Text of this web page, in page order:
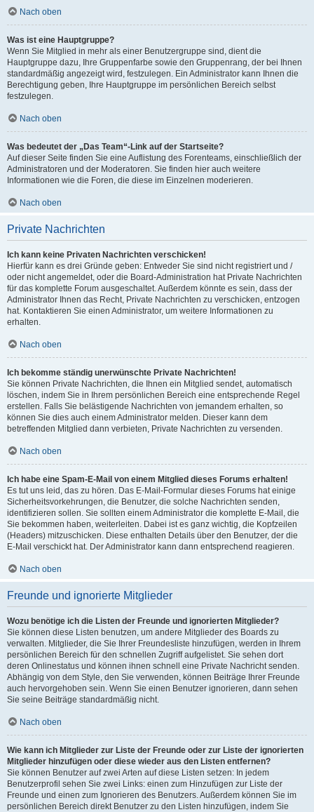
Nach oben
Was ist eine Hauptgruppe?
Wenn Sie Mitglied in mehr als einer Benutzergruppe sind, dient die
Hauptgruppe dazu, Ihre Gruppenfarbe sowie den Gruppenrang, der bei Ihnen
standardmäßig angezeigt wird, festzulegen. Ein Administrator kann Ihnen die
Berechtigung geben, Ihre Hauptgruppe im persönlichen Bereich selbst
festzulegen.
Nach oben
Was bedeutet der „Das Team“-Link auf der Startseite?
Auf dieser Seite finden Sie eine Auflistung des Forenteams, einschließlich der
Administratoren und der Moderatoren. Sie finden hier auch weitere
Informationen wie die Foren, die diese im Einzelnen moderieren.
Nach oben
Private Nachrichten
Ich kann keine Privaten Nachrichten verschicken!
Hierfür kann es drei Gründe geben: Entweder Sie sind nicht registriert und /
oder nicht angemeldet, oder die Board-Administration hat Private Nachrichten
für das komplette Forum ausgeschaltet. Außerdem könnte es sein, dass der
Administrator Ihnen das Recht, Private Nachrichten zu verschicken, entzogen
hat. Kontaktieren Sie einen Administrator, um weitere Informationen zu
erhalten.
Nach oben
Ich bekomme ständig unerwünschte Private Nachrichten!
Sie können Private Nachrichten, die Ihnen ein Mitglied sendet, automatisch
löschen, indem Sie in Ihrem persönlichen Bereich eine entsprechende Regel
erstellen. Falls Sie belästigende Nachrichten von jemandem erhalten, so
können Sie dies auch einem Administrator melden. Dieser kann dem
betreffenden Mitglied dann verbieten, Private Nachrichten zu versenden.
Nach oben
Ich habe eine Spam-E-Mail von einem Mitglied dieses Forums erhalten!
Es tut uns leid, das zu hören. Das E-Mail-Formular dieses Forums hat einige
Sicherheitsvorkehrungen, die Benutzer, die solche Nachrichten senden,
identifizieren sollen. Sie sollten einem Administrator die komplette E-Mail, die
Sie bekommen haben, weiterleiten. Dabei ist es ganz wichtig, die Kopfzeilen
(Headers) mitzuschicken. Diese enthalten Details über den Benutzer, der die
E-Mail verschickt hat. Der Administrator kann dann entsprechend reagieren.
Nach oben
Freunde und ignorierte Mitglieder
Wozu benötige ich die Listen der Freunde und ignorierten Mitglieder?
Sie können diese Listen benutzen, um andere Mitglieder des Boards zu
verwalten. Mitglieder, die Sie Ihrer Freundesliste hinzufügen, werden in Ihrem
persönlichen Bereich für den schnellen Zugriff aufgelistet. Sie sehen dort
deren Onlinestatus und können ihnen schnell eine Private Nachricht senden.
Abhängig von dem Style, den Sie verwenden, können Beiträge Ihrer Freunde
auch hervorgehoben sein. Wenn Sie einen Benutzer ignorieren, dann sehen
Sie seine Beiträge standardmäßig nicht.
Nach oben
Wie kann ich Mitglieder zur Liste der Freunde oder zur Liste der ignorierten
Mitglieder hinzufügen oder diese wieder aus den Listen entfernen?
Sie können Benutzer auf zwei Arten auf diese Listen setzen: In jedem
Benutzerprofil sehen Sie zwei Links: einen zum Hinzufügen zur Liste der
Freunde und einen zum Ignorieren des Benutzers. Außerdem können Sie im
persönlichen Bereich direkt Benutzer zu den Listen hinzufügen, indem Sie